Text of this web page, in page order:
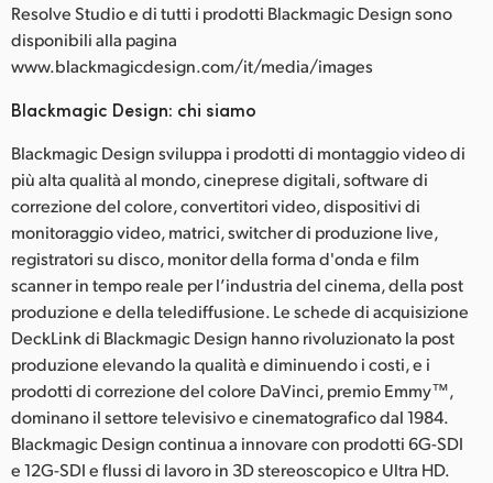
Resolve Studio e di tutti i prodotti Blackmagic Design sono
disponibili alla pagina
www.blackmagicdesign.com/it/media/images
Blackmagic Design: chi siamo
Blackmagic Design sviluppa i prodotti di montaggio video di
più alta qualità al mondo, cineprese digitali, software di
correzione del colore, convertitori video, dispositivi di
monitoraggio video, matrici, switcher di produzione live,
registratori su disco, monitor della forma d'onda e film
scanner in tempo reale per l’industria del cinema, della post
produzione e della telediffusione. Le schede di acquisizione
DeckLink di Blackmagic Design hanno rivoluzionato la post
produzione elevando la qualità e diminuendo i costi, e i
prodotti di correzione del colore DaVinci, premio Emmy™,
dominano il settore televisivo e cinematografico dal 1984.
Blackmagic Design continua a innovare con prodotti 6G-SDI
e 12G-SDI e flussi di lavoro in 3D stereoscopico e Ultra HD.